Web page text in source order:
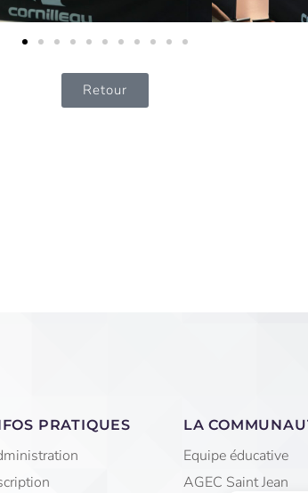
Retour
PRATIQUES LA
Equipe éducative
AGEC Saint Jean